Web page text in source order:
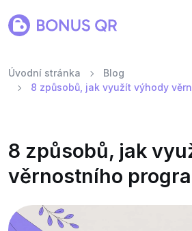
Úvodní stránka
Blog
8 způsobů, jak využít výhody
8 způsobů, jak
věrnostního